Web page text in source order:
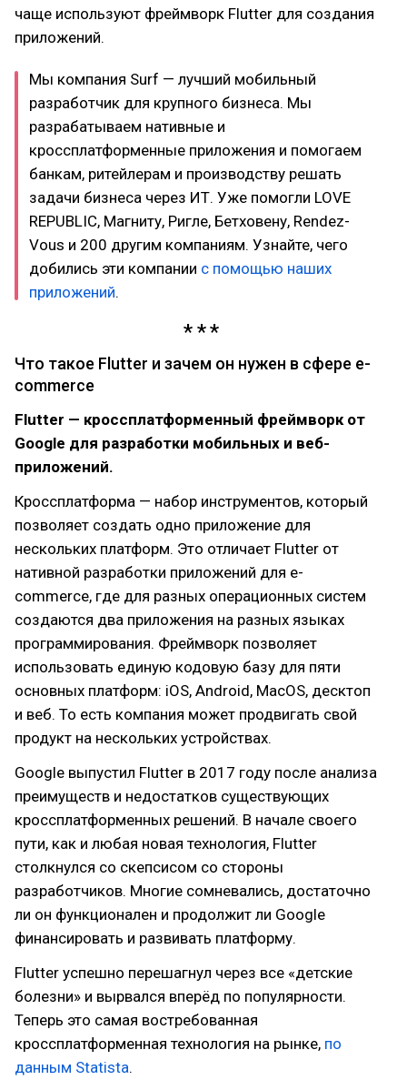
чаще используют фреймворк Flutter для создания
приложений.
Мы компания Surf — лучший мобильный
разработчик для крупного бизнеса. Мы
разрабатываем нативные и
кроссплатформенные приложения и помогаем
банкам, ритейлерам и производству решать
задачи бизнеса через ИТ. Уже помогли LOVE
REPUBLIC, Магниту, Ригле, Бетховену, Rendez-
Vous и 200 другим компаниям. Узнайте, чего
добились эти компании с помощью наших
приложений.
Что такое Flutter и зачем он нужен в сфере e-
commerce
Flutter — кроссплатформенный фреймворк от
Google для разработки мобильных и веб-
приложений.
Кроссплатформа — набор инструментов, который
позволяет создать одно приложение для
нескольких платформ. Это отличает Flutter от
нативной разработки приложений для e-
commerce, где для разных операционных систем
создаются два приложения на разных языках
программирования. Фреймворк позволяет
использовать единую кодовую базу для пяти
основных платформ: iOS, Android, MacOS, десктоп
и веб. То есть компания может продвигать свой
продукт на нескольких устройствах.
Google выпустил Flutter в 2017 году после анализа
преимуществ и недостатков существующих
кроссплатформенных решений. В начале своего
пути, как и любая новая технология, Flutter
столкнулся со скепсисом со стороны
разработчиков. Многие сомневались, достаточно
ли он функционален и продолжит ли Google
финансировать и развивать платформу.
Flutter успешно перешагнул через все «детские
болезни» и вырвался вперёд по популярности.
Теперь это самая востребованная
кроссплатформенная технология на рынке, по
данным Statista.